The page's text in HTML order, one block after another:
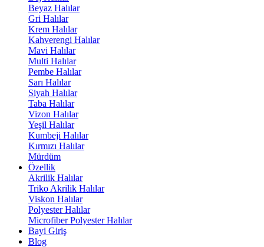
Beyaz Halılar
Gri Halılar
Krem Halılar
Kahverengi Halılar
Mavi Halılar
Multi Halılar
Pembe Halılar
Sarı Halılar
Siyah Halılar
Taba Halılar
Vizon Halılar
Yeşil Halılar
Kumbeji Halılar
Kırmızı Halılar
Mürdüm
Özellik
Akrilik Halılar
Triko Akrilik Halılar
Viskon Halılar
Polyester Halılar
Microfiber Polyester Halılar
Bayi Giriş
Blog